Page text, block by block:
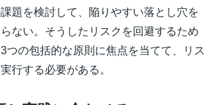
題を検討して、陥りやすい落とし穴を
ない。そうしたリスクを回避するため
つの包括的な原則に焦点を当てて、リス
行する必要がある。